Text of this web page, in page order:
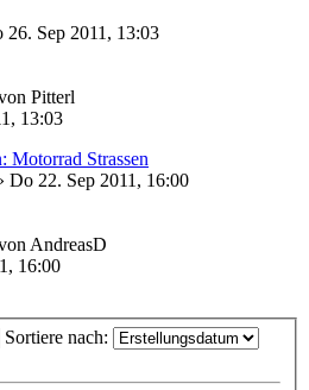
26. Sep 2011, 13:03
Pitterl
13:03
Motorrad Strassen
Do 22. Sep 2011, 16:00
AndreasD
16:00
Sortiere nach: